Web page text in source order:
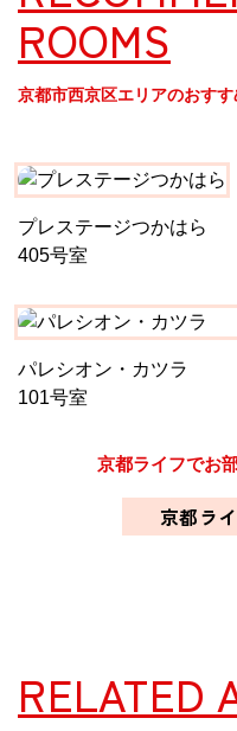
ROOMS
京都市西京区エリアのおす
プレステージつかはら
405号室
パレシオン・カツラ
101号室
京都ライフでお
京都ラ
RELATED